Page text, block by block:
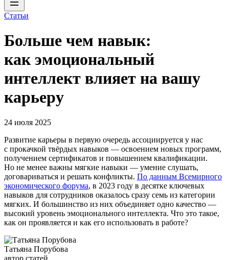
Статьи
Больше чем навык:
как эмоциональный
интеллект влияет на вашу
карьеру
24 июля 2025
Развитие карьеры в первую очередь ассоциируется у нас
с прокачкой твёрдых навыков — освоением новых программ,
получением сертификатов и повышением квалификации.
Но не менее важны мягкие навыки — умение слушать,
договариваться и решать конфликты. По данным Всемирного
экономического форума, в 2023 году в десятке ключевых
навыков для сотрудников оказалось сразу семь из категории
мягких. И большинство из них объединяет одно качество —
высокий уровень эмоционального интеллекта. Что это такое,
как он проявляется и как его использовать в работе?
Татьяна Порубова
автор статей